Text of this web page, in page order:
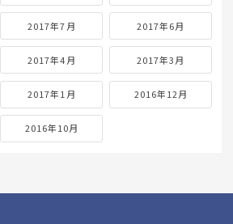
2017年7月 2017年6月
2017年4月 2017年3月
2017年1月 2016年12月
2016年10月